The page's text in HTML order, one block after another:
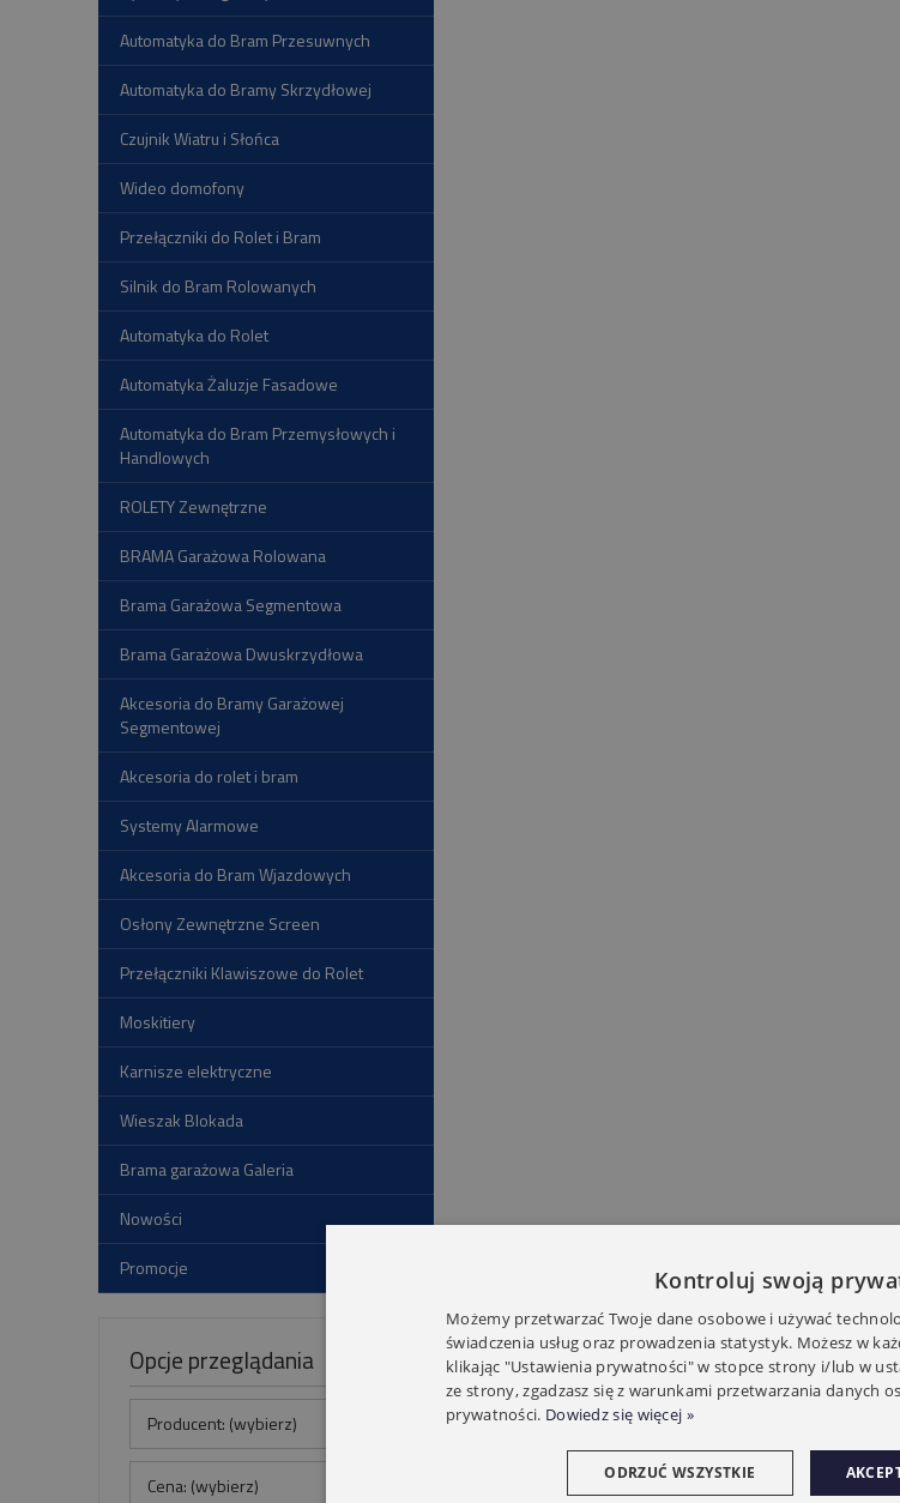
Automatyka do Bram Przesuwnych
Automatyka do Bramy Skrzydłowej
Czujnik Wiatru i Słońca
Wideo domofony
Przełączniki do Rolet i Bram
Silnik do Bram Rolowanych
Automatyka do Rolet
Automatyka Żaluzje Fasadowe
Automatyka do Bram Przemysłowych i
Handlowych
ROLETY Zewnętrzne
BRAMA Garażowa Rolowana
Brama Garażowa Segmentowa
Brama Garażowa Dwuskrzydłowa
Akcesoria do Bramy Garażowej
Segmentowej
Akcesoria do rolet i bram
Systemy Alarmowe
Akcesoria do Bram Wjazdowych
Osłony Zewnętrzne Screen
Przełączniki Klawiszowe do Rolet
Moskitiery
Karnisze elektryczne
Wieszak Blokada
Brama garażowa Galeria
Nowości
Promocje
Opcje przeglądania
Producent: (wybierz)
Cena: (wybierz)
Kontroluj swoją
Możemy przetwarzać Twoje dane osobowe i używać
świadczenia usług oraz prowadzenia statystyk. Możesz w
klikając "Ustawienia prywatności" w stopce strony i/lub w
ze strony, zgadzasz się z warunkami przetwarzania danych
prywatności. Dowiedz się więcej »
ODRZUĆ WSZYSTKIE